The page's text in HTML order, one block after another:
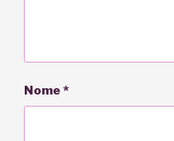
Nome *